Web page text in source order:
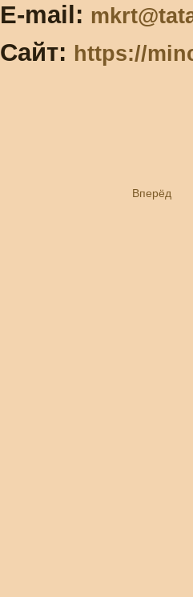
E-mail:
Сайт: https://
Вперёд